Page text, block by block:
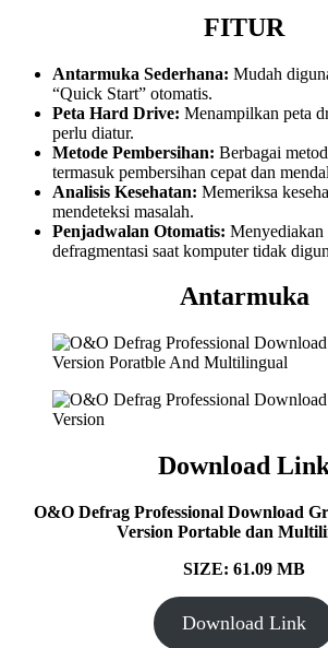
FITUR
Antarmuka Sederhana: Mudah
“Quick Start” otomatis.
Peta Hard Drive: Menampilkan peta
perlu diatur.
Metode Pembersihan: Berbagai
termasuk pembersihan cepat dan
Analisis Kesehatan: Memeriksa
mendeteksi masalah.
Penjadwalan Otomatis:
defragmentasi saat komputer tidak
Antarmuka
Download
O&O Defrag Professional Download
Version Portable dan
SIZE: 61.09 MB
Download Link